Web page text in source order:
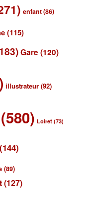
enfant(86)
(115)
Gare (120)
illustrateur (92)
(580) Loiret (73)
(144)
(89)
(127)